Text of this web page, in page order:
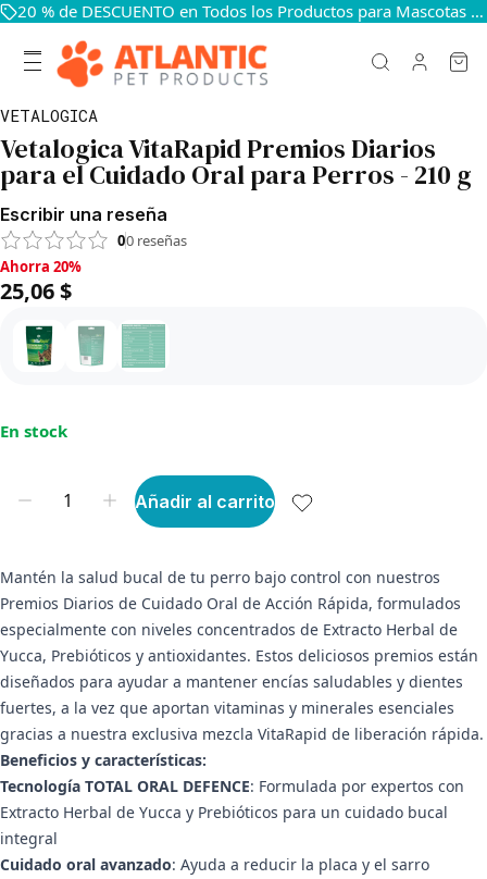
20 % de DESCUENTO en Todos los Productos para Mascotas — Mantén a Tus Mascotas Felices y Sanas
VETALOGICA
Vetalogica VitaRapid Premios Diarios
para el Cuidado Oral para Perros - 210 g
Escribir una reseña
00 reseñas
Ahorra 20%, 25,06 $
Ahorra 20%
25,06 $
En stock
Añadir al carrito
Mantén la salud bucal de tu perro bajo control con nuestros
Premios Diarios de Cuidado Oral de Acción Rápida, formulados
especialmente con niveles concentrados de Extracto Herbal de
Yucca, Prebióticos y antioxidantes. Estos deliciosos premios están
diseñados para ayudar a mantener encías saludables y dientes
fuertes, a la vez que aportan vitaminas y minerales esenciales
gracias a nuestra exclusiva mezcla VitaRapid de liberación rápida.
Beneficios y características:
Tecnología TOTAL ORAL DEFENCE: Formulada por expertos con
Extracto Herbal de Yucca y Prebióticos para un cuidado bucal
integral
Cuidado oral avanzado: Ayuda a reducir la placa y el sarro